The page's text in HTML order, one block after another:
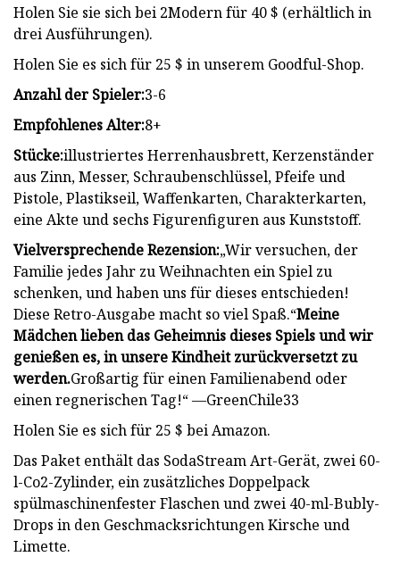
Holen Sie sie sich bei 2Modern für 40 $ (erhältlich in
drei Ausführungen).
Holen Sie es sich für 25 $ in unserem Goodful-Shop.
Anzahl der Spieler:3-6
Empfohlenes Alter:8+
Stücke:illustriertes Herrenhausbrett, Kerzenständer
aus Zinn, Messer, Schraubenschlüssel, Pfeife und
Pistole, Plastikseil, Waffenkarten, Charakterkarten,
eine Akte und sechs Figurenfiguren aus Kunststoff.
Vielversprechende Rezension:„Wir versuchen, der
Familie jedes Jahr zu Weihnachten ein Spiel zu
schenken, und haben uns für dieses entschieden!
Diese Retro-Ausgabe macht so viel Spaß.“Meine
Mädchen lieben das Geheimnis dieses Spiels und wir
genießen es, in unsere Kindheit zurückversetzt zu
werden.Großartig für einen Familienabend oder
einen regnerischen Tag!“ —GreenChile33
Holen Sie es sich für 25 $ bei Amazon.
Das Paket enthält das SodaStream Art-Gerät, zwei 60-
l-Co2-Zylinder, ein zusätzliches Doppelpack
spülmaschinenfester Flaschen und zwei 40-ml-Bubly-
Drops in den Geschmacksrichtungen Kirsche und
Limette.